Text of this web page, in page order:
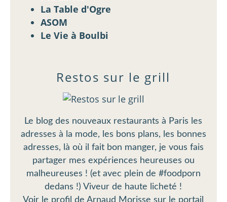
Restos sur le grill
Le blog des nouveaux restaurants à Paris les
adresses à la mode, les bons plans, les bonnes
adresses, là où il fait bon manger, je vous fais
partager mes expériences heureuses ou
malheureuses ! (et avec plein de #foodporn
dedans !) Viveur de haute licheté !
Voir le profil deArnaud Morisse sur le portail
La Table d'Ogre
ASOM
Le Vie à Boulbi